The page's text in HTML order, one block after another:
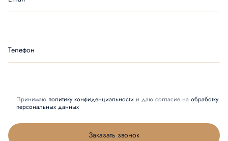
Телефон
Принимаю политику конфиденциальности и даю согласие на обработку
персональных данных
Заказать звонок